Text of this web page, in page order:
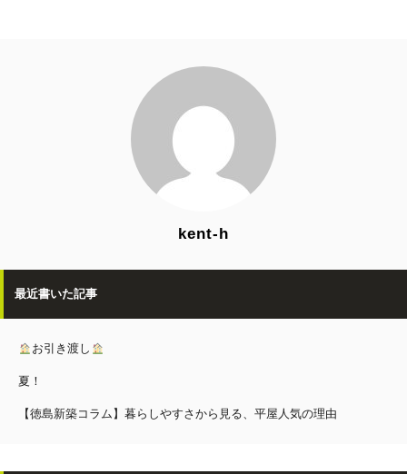
kent-h
最近書いた記事
お引き渡し
夏！
【徳島新築コラム】暮らしやすさから見る、平屋人気の理由